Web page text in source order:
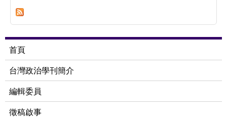
首頁
台灣政治學刊簡介
編輯委員
徵稿啟事